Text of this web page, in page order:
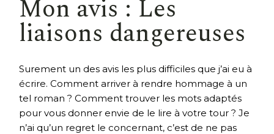
Mon avis : Les
liaisons dangereuses
Surement un des avis les plus difficiles que j’ai eu à
écrire. Comment arriver à rendre hommage à un
tel roman ? Comment trouver les mots adaptés
pour vous donner envie de le lire à votre tour ? Je
n’ai qu’un regret le concernant, c’est de ne pas